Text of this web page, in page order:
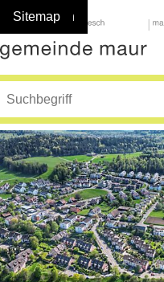
Home
Navigation
Inhalt
Suche
Sitemap